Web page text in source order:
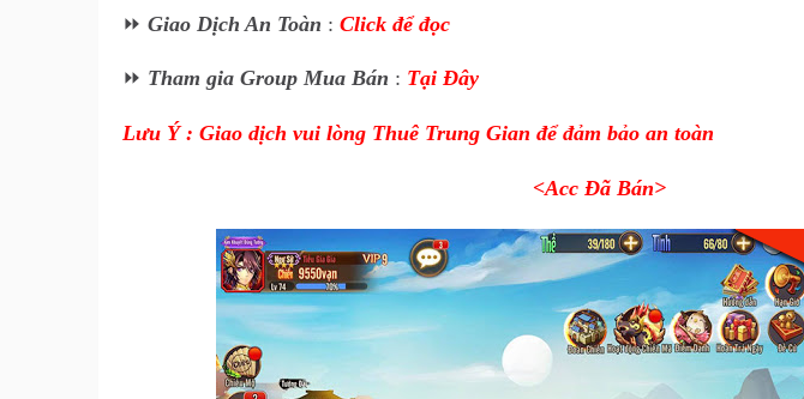
⏩ Giao Dịch An Toàn : Click để đọc
⏩ Tham gia Group Mua Bán : Tại Đây
Lưu Ý : Giao dịch vui lòng Thuê Trung Gian để đảm bảo an toàn
<Acc Đã Bán>